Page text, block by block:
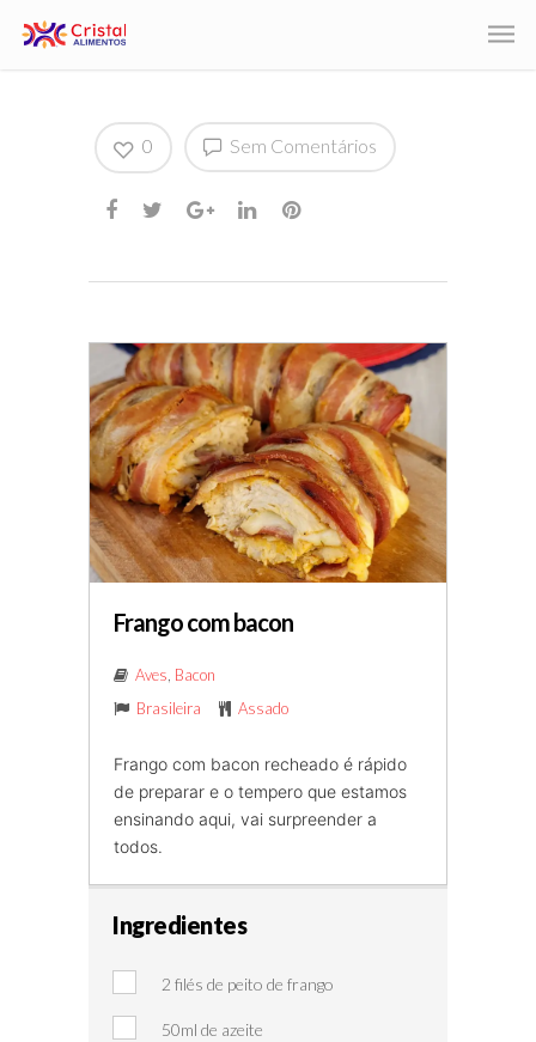
Sem Comentários
0
Frango com bacon
Aves Bacon
Brasileira
Assado
Frango com bacon recheado é rápido
de preparar e o tempero que estamos
ensinando aqui, vai surpreender a
todos.
Ingredientes
2 filés de peito de frango
50ml de azeite